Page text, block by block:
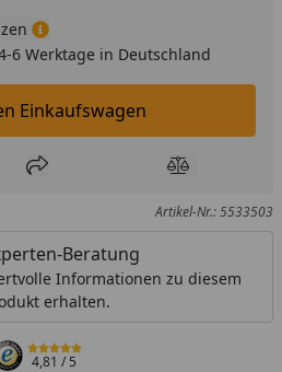
6 Werktage in Deutschland
In den Einkaufswagen legen
Einkaufswagen
hinzufügen
Teilen Produkt
Artikel-Nr.: 5533503
Beratung
Informationen zu diesem
erhalten.
4,81/ 5